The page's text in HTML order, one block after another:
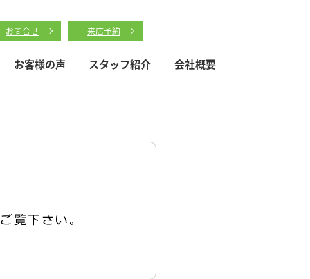
お問合せ 来店予約
お客様の声 スタッフ紹介 会社概要